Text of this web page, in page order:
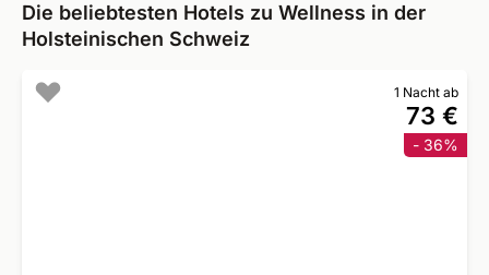
Die beliebtesten Hotels zu Wellness in der
Holsteinischen Schweiz
1 Nacht ab
73 €
- 36%